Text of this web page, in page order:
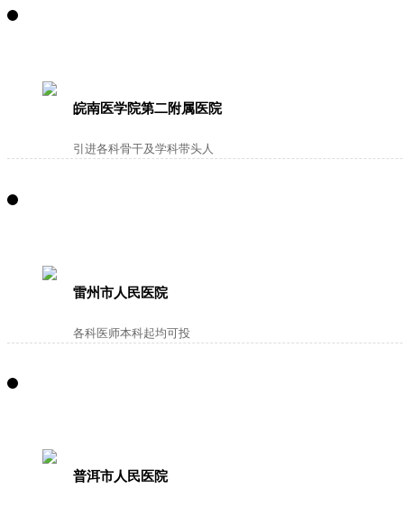
皖南医学院第二附属医院
引进各科骨干及学科带头人
雷州市人民医院
各科医师本科起均可投
普洱市人民医院